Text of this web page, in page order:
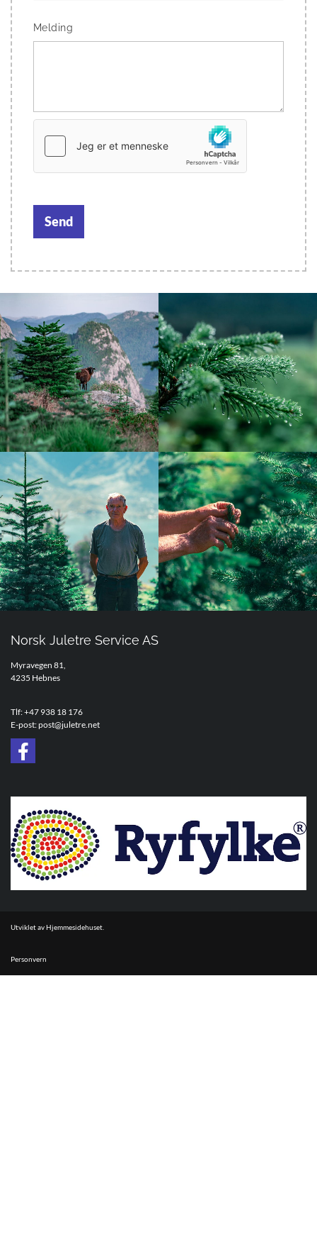
Melding
Norsk Juletre Service AS
Myravegen 81,
4235 Hebnes
Tlf:+47 938 18 176
E-post:post@juletre.net
Utviklet avHjemmesidehuset.
Personvern